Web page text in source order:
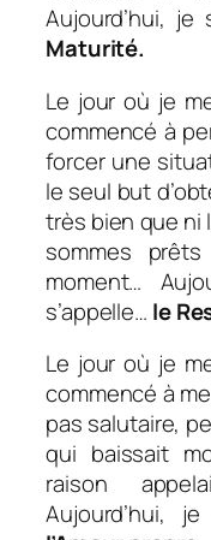
Aujourd’hui, je
Maturité.
Le jour où je
commencé à
forcer une
le seul but
très bien que ni
sommes
moment…
s’appelle… le
Le jour où je
commencé à
pas salutaire,
qui baissait
raison
Aujourd’hui,